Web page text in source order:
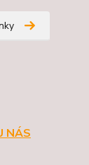
NÁS